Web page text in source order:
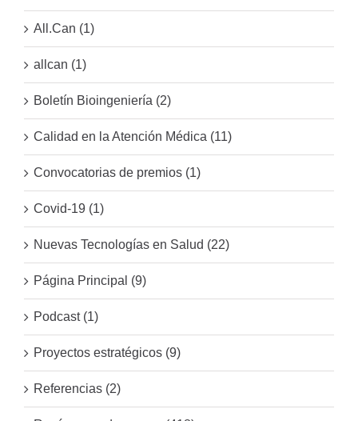
All.Can (1)
allcan (1)
Boletín Bioingeniería (2)
Calidad en la Atención Médica (11)
Convocatorias de premios (1)
Covid-19 (1)
Nuevas Tecnologías en Salud (22)
Página Principal (9)
Podcast (1)
Proyectos estratégicos (9)
Referencias (2)